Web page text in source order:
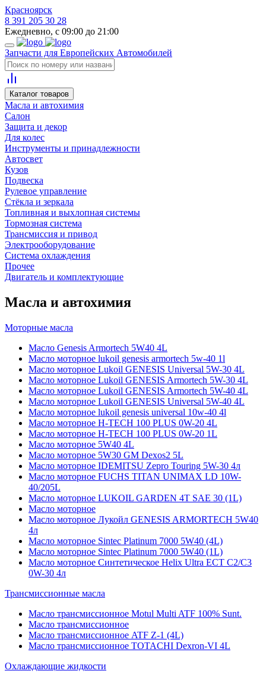
Красноярск
8 391 205 30 28
Ежедневно, с 09:00 до 21:00
Запчасти для Европейских Автомобилей
Каталог товаров
Масла и автохимия
Салон
Защита и декор
Для колес
Инструменты и принадлежности
Автосвет
Кузов
Подвеска
Рулевое управление
Стёкла и зеркала
Топливная и выхлопная системы
Тормозная система
Трансмиссия и привод
Электрооборудование
Система охлаждения
Прочее
Двигатель и комплектующие
Масла и автохимия
Моторные масла
Масло Genesis Armortech 5W40 4L
Масло моторное lukoil genesis armortech 5w-40 1l
Масло моторное Lukoil GENESIS Universal 5W-30 4L
Масло моторное Lukoil GENESIS Armortech 5W-30 4L
Масло моторное Lukoil GENESIS Armortech 5W-40 4L
Масло моторное Lukoil GENESIS Universal 5W-40 4L
Масло моторное lukoil genesis universal 10w-40 4l
Масло моторное H-TECH 100 PLUS 0W-20 4L
Масло моторное H-TECH 100 PLUS 0W-20 1L
Масло моторное 5W40 4L
Масло моторное 5W30 GM Dexos2 5L
Масло моторное IDEMITSU Zepro Touring 5W-30 4л
Масло моторное FUCHS TITAN UNIMAX LD 10W-
40/205L
Масло моторное LUKOIL GARDEN 4Т SAE 30 (1L)
Масло моторное
Масло моторное Лукойл GENESIS ARMORTECH 5W40
4л
Масло моторное Sintec Platinum 7000 5W40 (4L)
Масло моторное Sintec Platinum 7000 5W40 (1L)
Масло моторное Синтетическое Helix Ultra ECT C2/C3
0W-30 4л
Трансмиссионные масла
Масло трансмиссионное Motul Multi ATF 100% Sunt.
Масло трансмиссионное
Масло трансмиссионное ATF Z-1 (4L)
Масло трансмиссионное TOTACHI Dexron-VI 4L
Охлаждающие жидкости